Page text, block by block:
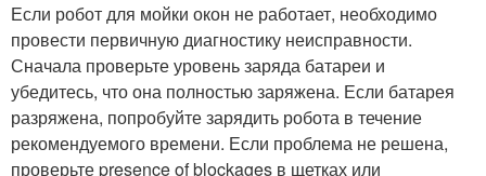
Если робот для мойки окон не работает, необходимо
провести первичную диагностику неисправности.
Сначала проверьте уровень заряда батареи и
убедитесь, что она полностью заряжена. Если батарея
разряжена, попробуйте зарядить робота в течение
рекомендуемого времени. Если проблема не решена,
проверьте presence of blockages в щетках или